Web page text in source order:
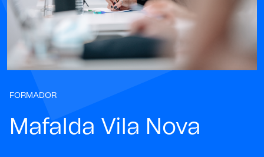
FORMADOR
Mafalda Vila Nova